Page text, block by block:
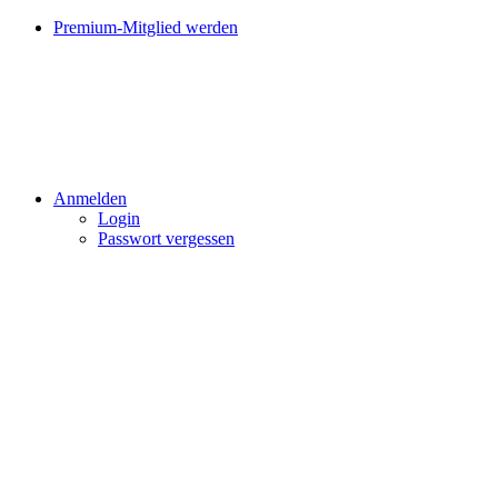
Premium-Mitglied werden
Anmelden
Login
Passwort vergessen